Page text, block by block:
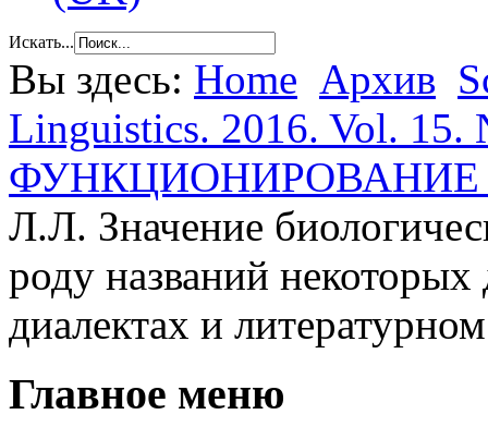
Искать...
Вы здесь: Home Архив
Linguistics. 2016. Vol. 15.
Л.Л. Значение
роду названий
диалектах и
Главное меню